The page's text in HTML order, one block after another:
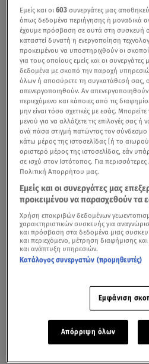
Οργή και θλίψη έχει
Ελλάδα ο θάνατος του
προσπαθούσε να προλάβει το
τον πνιγμό του 36χρονου
Εμείς και οι603 συνεργάτες μας
όπως δεδομένα περιήγησης ή μοναδικά
έχουμε πρόσβαση σε αυτά στη συσκευή
καταστεί δυνατή η ενεργοποίηση
προκειμένου να υποστηριχθούν οι
για τους οποίους εμείς και οι συνεργάτες
δεδομένα με σκοπό την παροχή
όλων ή αποσύρετε τη συγκατάθεσή σας,
απενεργοποιηθούν. Αν απενεργοποιηθούν
περιεχόμενο και κάποιες από τις
μην είναι τόσο σχετικές με εσάς.
μενού για να αλλάξετε τις επιλογές σας
ανά πάσα στιγμή πατώντας τον σύνδεσμο
κάτω μέρος της ιστοσελίδας [ή το
αριστερό μέρος της ιστοσελίδας, εάν
σε ισχύ στον Ιστότοπος. Για περισσότερες
Πολιτική Απορρήτου μας.
Εμείς και οι συνεργάτες μας
προκειμένου να παρασχεθούν τα
Χρήση επακριβών δεδομένων
χαρακτηριστικών συσκευής για
και πρόσβαση στα δεδομένα μιας
και περιεχόμενο, μέτρηση διαφήμισης
και ανάπτυξη υπηρεσιών.
Κατάλογος συνεργατών (προμηθευτές)
Εμφάνιση
Απόρριψη όλων